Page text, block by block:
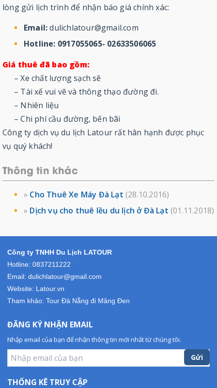
lòng gửi lịch trình để nhận báo giá chính xác:
Email:dulichlatour@gmail.com
Hotline: 0917055065- 02633506065
Giá thuê đã bao gồm:
– Xe chất lượng sạch sẽ
– Tài xế vui vẽ và thông thạo đường đi.
– Nhiên liệu
– Chi phí cầu đường, bến bãi
Công ty dịch vụ du lịch Latour rất hân hạnh được phục
vụ quý khách!
Thông tin khác
» Cho Thuê Xe Máy Đà Lạt (28.10.2016)
» Dịch vụ cho thuê lều du lịch ở Đà Lạt (01.11.2018)
Công ty TNHH Du Lịch LATOUR
Hotline: 0837211222
Email: dulichlatour@gmail.com
Website: Latour.vn
Tham khảo: Tour Đà Nẵng đi Măng Đen
ĐĂNG KÝ NHẬN EMAIL
Nhập email của bạn để nhận thông tin mới nhất từ chúng tôi.
Gửi
THỐNG KÊ TRUY CẬP